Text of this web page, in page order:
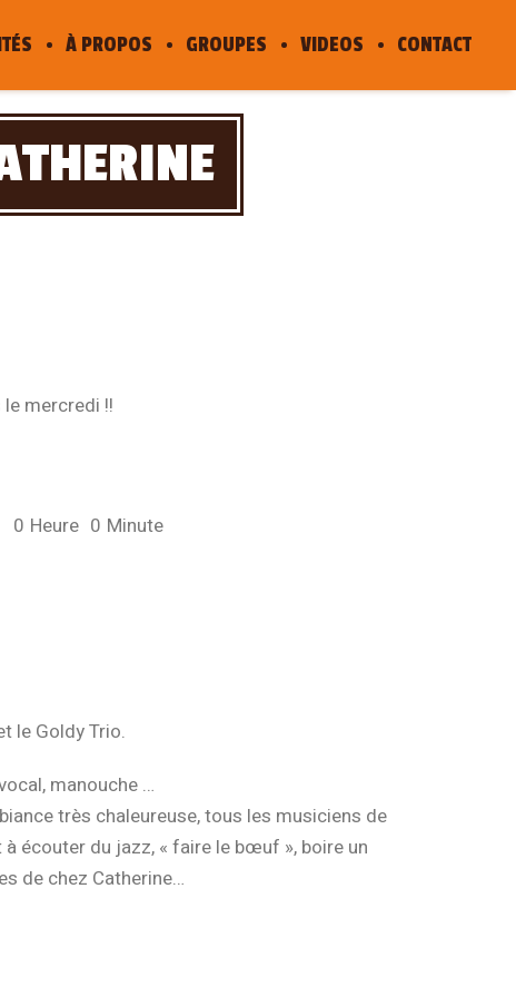
À PROPOS GROUPES VIDEOS CONTACT
mercredi !!
0 Heure 0 Minute
le Goldy Trio.
manouche …
très chaleureuse, tous les musiciens de
écouter du jazz, « faire le bœuf », boire un
de chez Catherine…